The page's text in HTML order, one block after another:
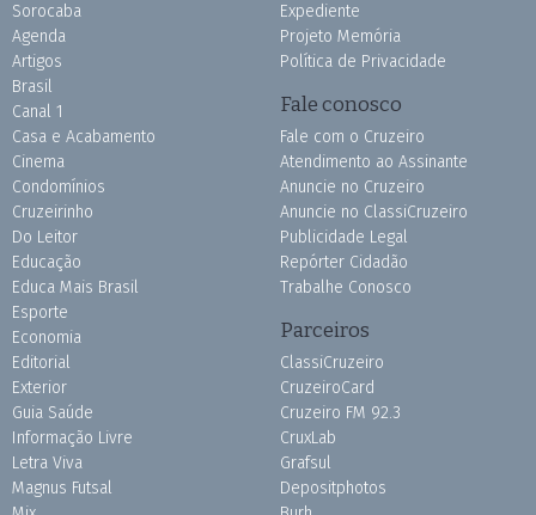
Sorocaba
Agenda
Artigos
Brasil
Canal 1
Casa e Acabamento
Cinema
Condomínios
Cruzeirinho
Do Leitor
Educação
Educa Mais Brasil
Esporte
Economia
Editorial
Exterior
Guia Saúde
Informação Livre
Letra Viva
Magnus Futsal
Expediente
Projeto Memória
Política de Privacidade
Fale conosco
Fale com o Cruzeiro
Atendimento ao Assinante
Anuncie no Cruzeiro
Anuncie no ClassiCruzeiro
Publicidade Legal
Repórter Cidadão
Trabalhe Conosco
Parceiros
ClassiCruzeiro
CruzeiroCard
Cruzeiro FM 92.3
CruxLab
Grafsul
Depositphotos